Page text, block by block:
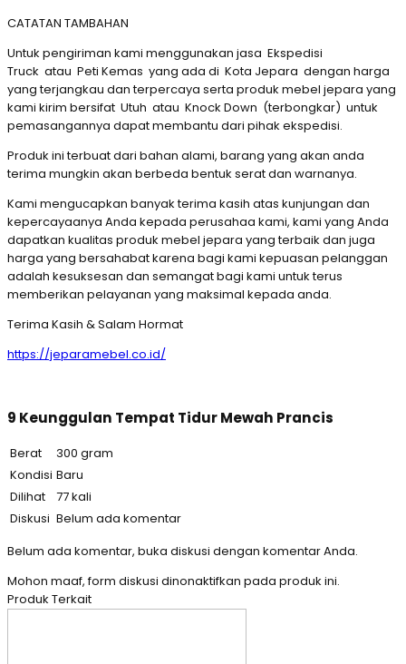
CATATAN TAMBAHAN
Untuk pengiriman kami menggunakan jasa Ekspedisi
Truck atau Peti Kemas yang ada di Kota Jepara dengan harga
yang terjangkau dan terpercaya serta produk mebel jepara yang
kami kirim bersifat Utuh atau Knock Down (terbongkar) untuk
pemasangannya dapat membantu dari pihak ekspedisi.
Produk ini terbuat dari bahan alami, barang yang akan anda
terima mungkin akan berbeda bentuk serat dan warnanya.
Kami mengucapkan banyak terima kasih atas kunjungan dan
kepercayaanya Anda kepada perusahaa kami, kami yang Anda
dapatkan kualitas produk mebel jepara yang terbaik dan juga
harga yang bersahabat karena bagi kami kepuasan pelanggan
adalah kesuksesan dan semangat bagi kami untuk terus
memberikan pelayanan yang maksimal kepada anda.
Terima Kasih & Salam Hormat
https://jeparamebel.co.id/
9 Keunggulan Tempat Tidur Mewah Prancis
Berat
300 gram
Kondisi Baru
Dilihat
77 kali
Diskusi Belum ada komentar
Belum ada komentar, buka diskusi dengan komentar Anda.
Mohon maaf, form diskusi dinonaktifkan pada produk ini.
Produk Terkait